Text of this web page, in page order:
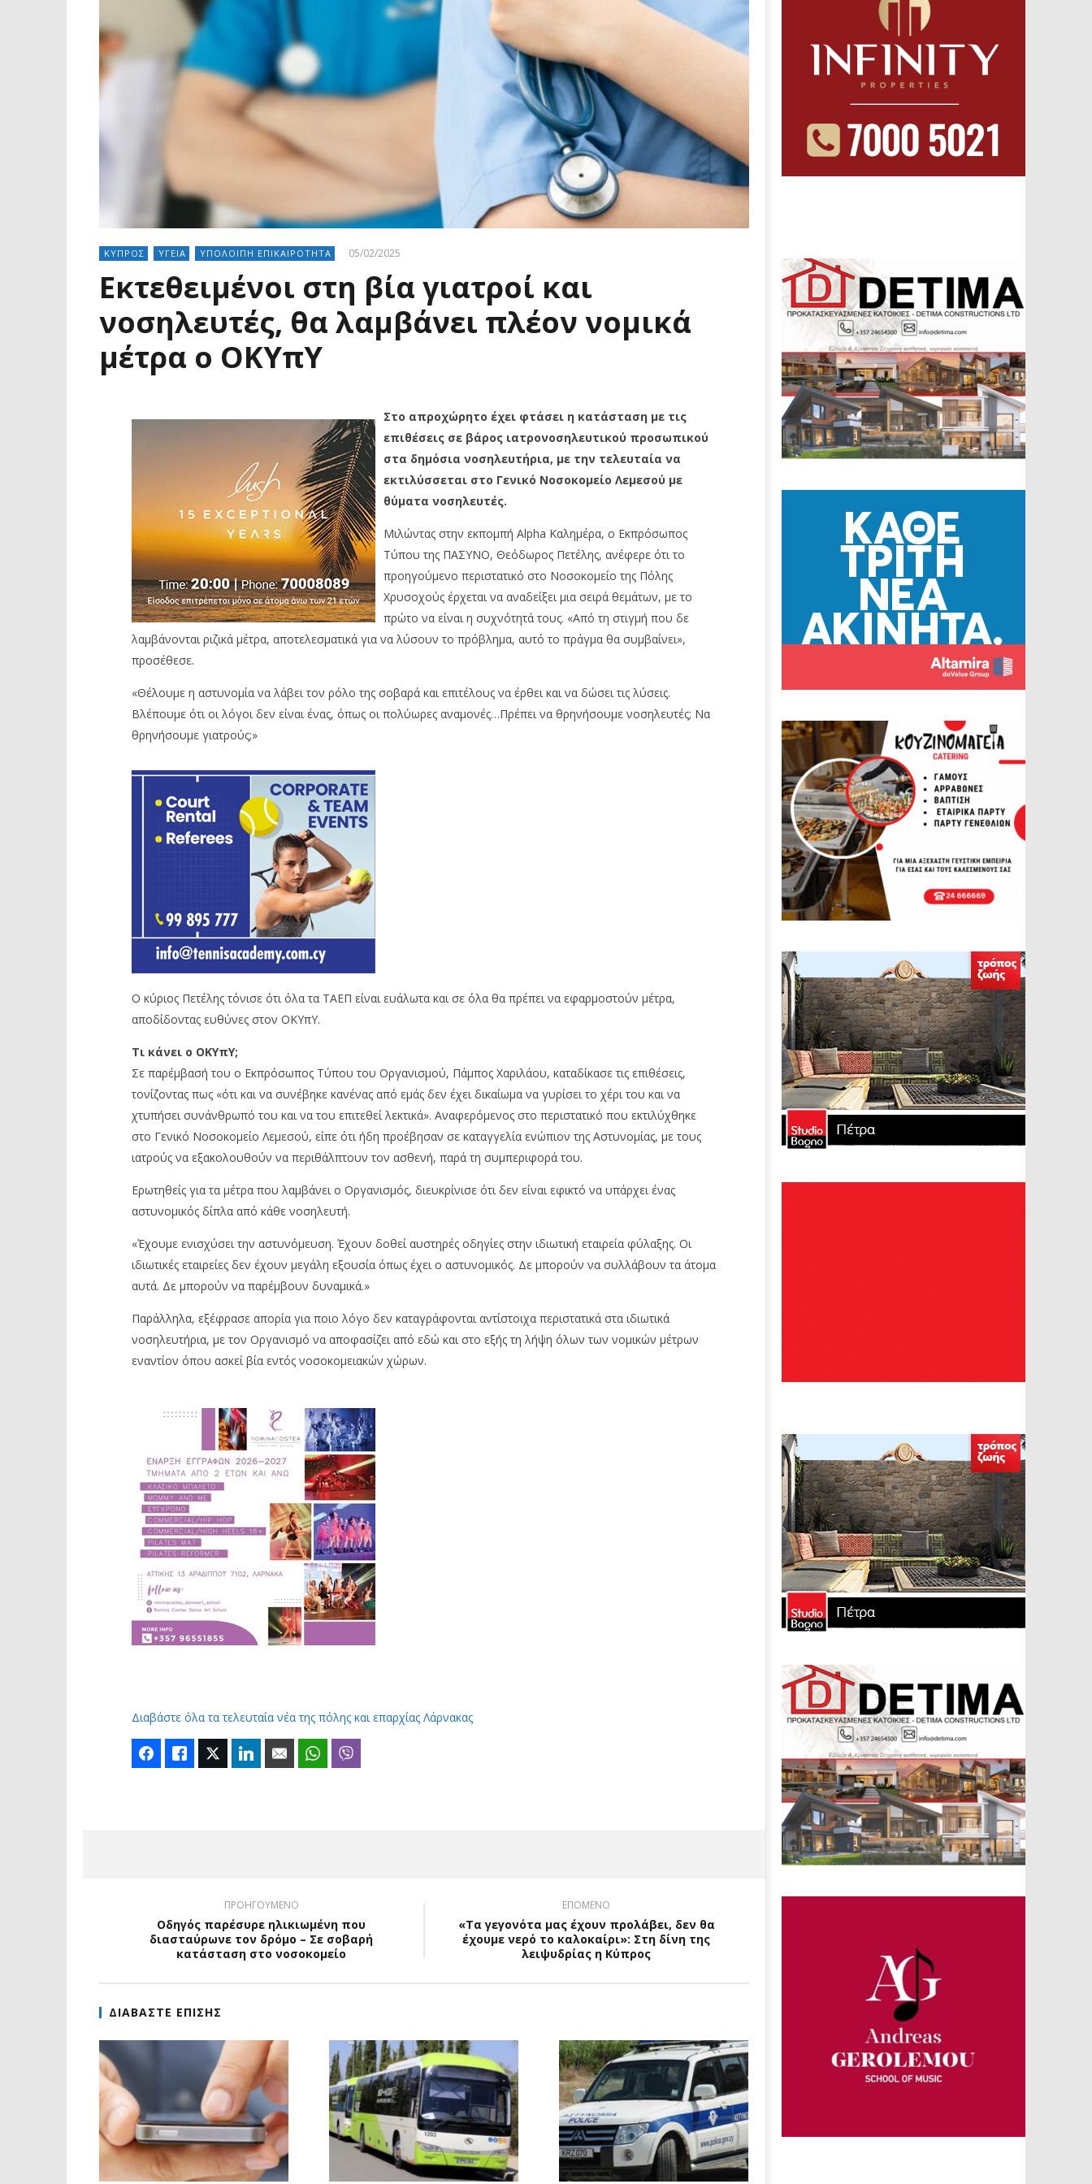
ΚΥΠΡΟΣ ΥΓΕΙΑ ΥΠΟΛΟΙΠΗ ΕΠΙΚΑΙΡΟΤΗΤΑ 05/02/2025
Εκτεθειμένοι στη βία γιατροί και
νοσηλευτές, θα λαμβάνει πλέον νομικά
μέτρα ο ΟΚΥπΥ
Στο απροχώρητο έχει φτάσει η κατάσταση με τις
επιθέσεις σε βάρος ιατρονοσηλευτικού προσωπικού
στα δημόσια νοσηλευτήρια, με την τελευταία να
εκτιλύσσεται στο Γενικό Νοσοκομείο Λεμεσού με
θύματα νοσηλευτές.
Μιλώντας στην εκπομπή Alpha Καλημέρα, ο Εκπρόσωπος
Τύπου της ΠΑΣΥΝΟ, Θεόδωρος Πετέλης, ανέφερε ότι το
προηγούμενο περιστατικό στο Νοσοκομείο της Πόλης
Χρυσοχούς έρχεται να αναδείξει μια σειρά θεμάτων, με το
πρώτο να είναι η συχνότητά τους. «Από τη στιγμή που δε
λαμβάνονται ριζικά μέτρα, αποτελεσματικά για να λύσουν το πρόβλημα, αυτό το πράγμα θα συμβαίνει»,
προσέθεσε.
«Θέλουμε η αστυνομία να λάβει τον ρόλο της σοβαρά και επιτέλους να έρθει και να δώσει τις λύσεις.
Βλέπουμε ότι οι λόγοι δεν είναι ένας, όπως οι πολύωρες αναμονές…Πρέπει να θρηνήσουμε νοσηλευτές; Να
θρηνήσουμε γιατρούς;»
Ο κύριος Πετέλης τόνισε ότι όλα τα ΤΑΕΠ είναι ευάλωτα και σε όλα θα πρέπει να εφαρμοστούν μέτρα,
αποδίδοντας ευθύνες στον ΟΚΥπΥ.
Τι κάνει ο ΟΚΥπΥ;
Σε παρέμβασή του ο Εκπρόσωπος Τύπου του Οργανισμού, Πάμπος Χαριλάου, καταδίκασε τις επιθέσεις,
τονίζοντας πως «ότι και να συνέβηκε κανένας από εμάς δεν έχει δικαίωμα να γυρίσει το χέρι του και να
χτυπήσει συνάνθρωπό του και να του επιτεθεί λεκτικά». Αναφερόμενος στο περιστατικό που εκτιλύχθηκε
στο Γενικό Νοσοκομείο Λεμεσού, είπε ότι ήδη προέβησαν σε καταγγελία ενώπιον της Αστυνομίας, με τους
ιατρούς να εξακολουθούν να περιθάλπτουν τον ασθενή, παρά τη συμπεριφορά του.
Ερωτηθείς για τα μέτρα που λαμβάνει ο Οργανισμός, διευκρίνισε ότι δεν είναι εφικτό να υπάρχει ένας
αστυνομικός δίπλα από κάθε νοσηλευτή.
«Έχουμε ενισχύσει την αστυνόμευση. Έχουν δοθεί αυστηρές οδηγίες στην ιδιωτική εταιρεία φύλαξης. Οι
ιδιωτικές εταιρείες δεν έχουν μεγάλη εξουσία όπως έχει ο αστυνομικός. Δε μπορούν να συλλάβουν τα άτομα
αυτά. Δε μπορούν να παρέμβουν δυναμικά.»
Παράλληλα, εξέφρασε απορία για ποιο λόγο δεν καταγράφονται αντίστοιχα περιστατικά στα ιδιωτικά
νοσηλευτήρια, με τον Οργανισμό να αποφασίζει από εδώ και στο εξής τη λήψη όλων των νομικών μέτρων
εναντίον όπου ασκεί βία εντός νοσοκομειακών χώρων.
Διαβάστε όλα τα τελευταία νέα της πόλης και επαρχίας Λάρνακας
FacebookLike Twitter LinkedIn Email WhatsApp
ΠΡΟΗΓΟΥΜΕΝΟ
Οδηγός παρέσυρε ηλικιωμένη που
διασταύρωνε τον δρόμο – Σε σοβαρή
κατάσταση στο νοσοκομείο
ΕΠΟΜΕΝΟ
«Τα γεγονότα μας έχουν προλάβει, δεν θα
έχουμε νερό το καλοκαίρι»: Στη δίνη της
λειψυδρίας η Κύπρος
ΔΙΑΒΑΣΤΕ ΕΠΙΣΗΣ